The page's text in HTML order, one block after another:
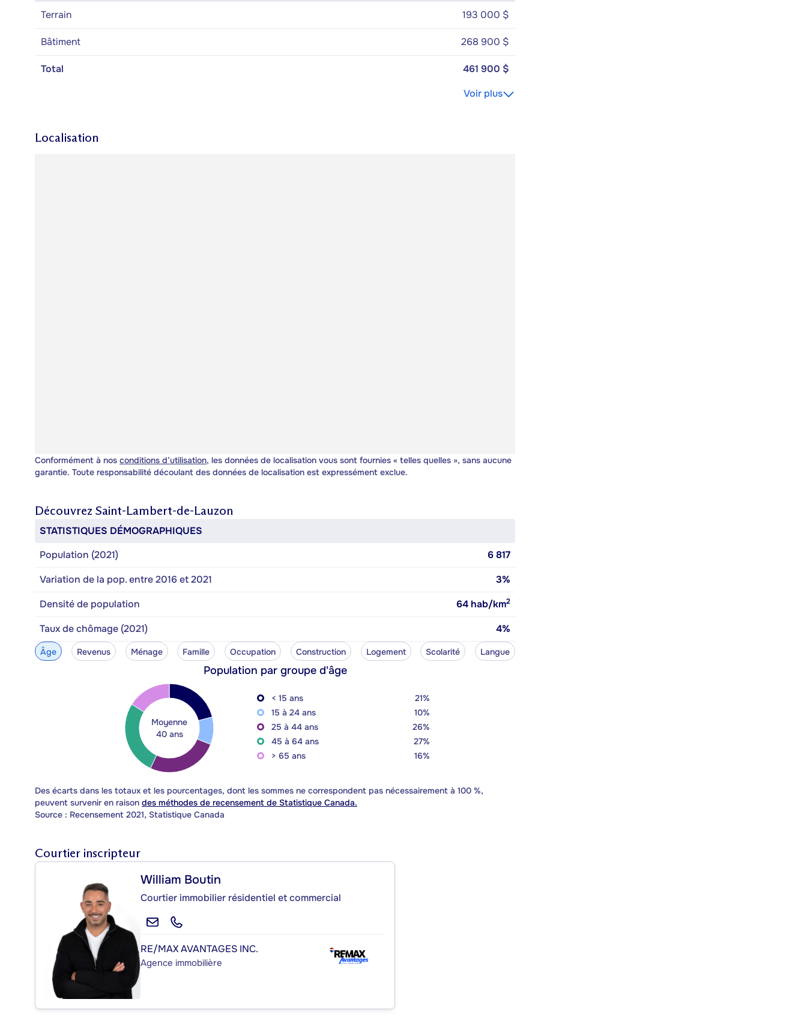
Terrain
193 000 $
Bâtiment 268 900 $
Total
461 900 $
Voir plus
Localisation
Conformément à nos conditions d’utilisation, les données de localisation vous sont fournies « telles quelles », sans aucune
garantie. Toute responsabilité découlant des données de localisation est expressément exclue.
Découvrez Saint-Lambert-de-Lauzon
STATISTIQUES DÉMOGRAPHIQUES
Population (2021)
6 817
Variation de la pop. entre 2016 et 2021
3%
Densité de population
64 hab/km2
Taux de chômage (2021) 4%
Âge Revenus Ménage Famille Occupation Construction Logement Scolarité Langue
Population par groupe d'âge
Moyenne
40 ans
< 15 ans
21%
15 à 24 ans
10%
25 à 44 ans
26%
45 à 64 ans
27%
> 65 ans
16%
Des écarts dans les totaux et les pourcentages, dont les sommes ne correspondent pas nécessairement à 100 %,
peuvent survenir en raison des méthodes de recensement de Statistique Canada.
Source : Recensement 2021, Statistique Canada
Courtier inscripteur
William Boutin
Courtier immobilier résidentiel et commercial
RE/MAX AVANTAGES INC.
Agence immobilière